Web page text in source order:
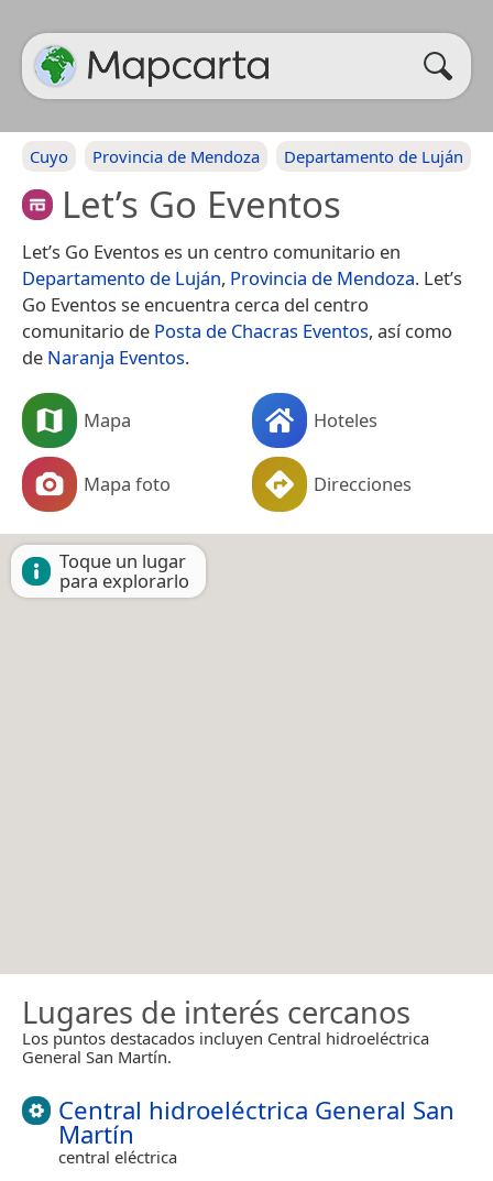
Cuyo Provincia de Mendoza Departamento de Luján
Let’s Go Eventos
Let’s Go Eventos es un centro comunitario en
Departamento de Luján, Provincia de Mendoza. Let’s
Go Eventos se encuentra cerca del centro
comunitario de Posta de Chacras Eventos, así como
de Naranja Eventos.
Mapa Hoteles
Mapa foto Direcciones
Toque un lugar
para explorarlo
Lugares de interés cercanos
Los puntos destacados incluyen Central hidroeléctrica
General San Martín.
Central hidroeléctrica General San
Martín
central eléctrica